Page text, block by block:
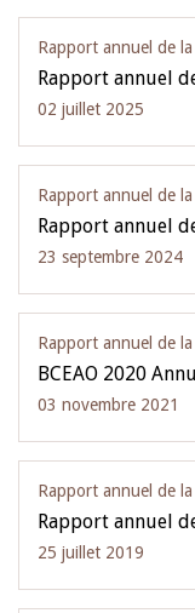
Rapport annuel de la
Rapport annuel
02 juillet 2025
Rapport annuel de la
Rapport annuel
23 septembre 2024
Rapport annuel de la
BCEAO 2020
03 novembre 2021
Rapport annuel de la
Rapport annuel
25 juillet 2019